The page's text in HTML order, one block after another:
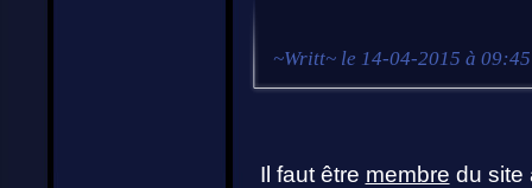
~Writt~ le 14-04-2015 à 09:45
Il faut être membre du site